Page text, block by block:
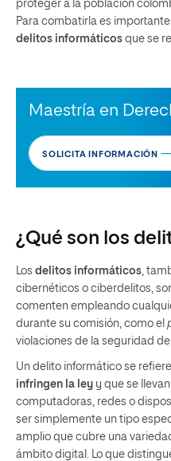
proteger a la población
Para combatirla es
delitos informáticos que se
Maestría en
SOLICITA INFORMACIÓN
¿Qué son los
Los delitos informáticos ,
cibernéticos o ciberdelitos,
comenten empleando
durante su comisión, como el
violaciones de la seguridad
Un delito informático se
infringen la ley y que se
computadoras, redes o
ser simplemente un tipo
amplio que cubre una
ámbito digital. Lo que